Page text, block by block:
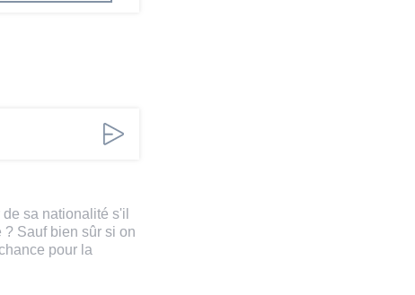
sa nationalité s'il
Sauf bien sûr si on
pour la